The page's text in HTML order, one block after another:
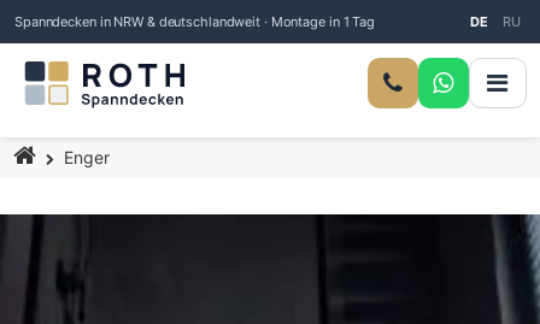
Spanndecken in NRW & deutschlandweit · Montage in 1 Tag DE RU
Startseite
Enger